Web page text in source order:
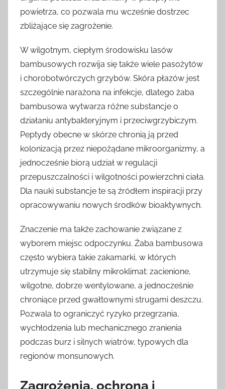
powietrza, co pozwala mu wcześnie dostrzec
zbliżające się zagrożenie.
W wilgotnym, ciepłym środowisku lasów
bambusowych rozwija się także wiele pasożytów
i chorobotwórczych grzybów. Skóra płazów jest
szczególnie narażona na infekcje, dlatego żaba
bambusowa wytwarza różne substancje o
działaniu antybakteryjnym i przeciwgrzybiczym.
Peptydy obecne w skórze chronią ją przed
kolonizacją przez niepożądane mikroorganizmy, a
jednocześnie biorą udział w regulacji
przepuszczalności i wilgotności powierzchni ciała.
Dla nauki substancje te są źródłem inspiracji przy
opracowywaniu nowych środków bioaktywnych.
Znaczenie ma także zachowanie związane z
wyborem miejsc odpoczynku. Żaba bambusowa
często wybiera takie zakamarki, w których
utrzymuje się stabilny mikroklimat: zacienione,
wilgotne, dobrze wentylowane, a jednocześnie
chroniące przed gwałtownymi strugami deszczu.
Pozwala to ograniczyć ryzyko przegrzania,
wychłodzenia lub mechanicznego zranienia
podczas burz i silnych wiatrów, typowych dla
regionów monsunowych.
Zagrożenia, ochrona i